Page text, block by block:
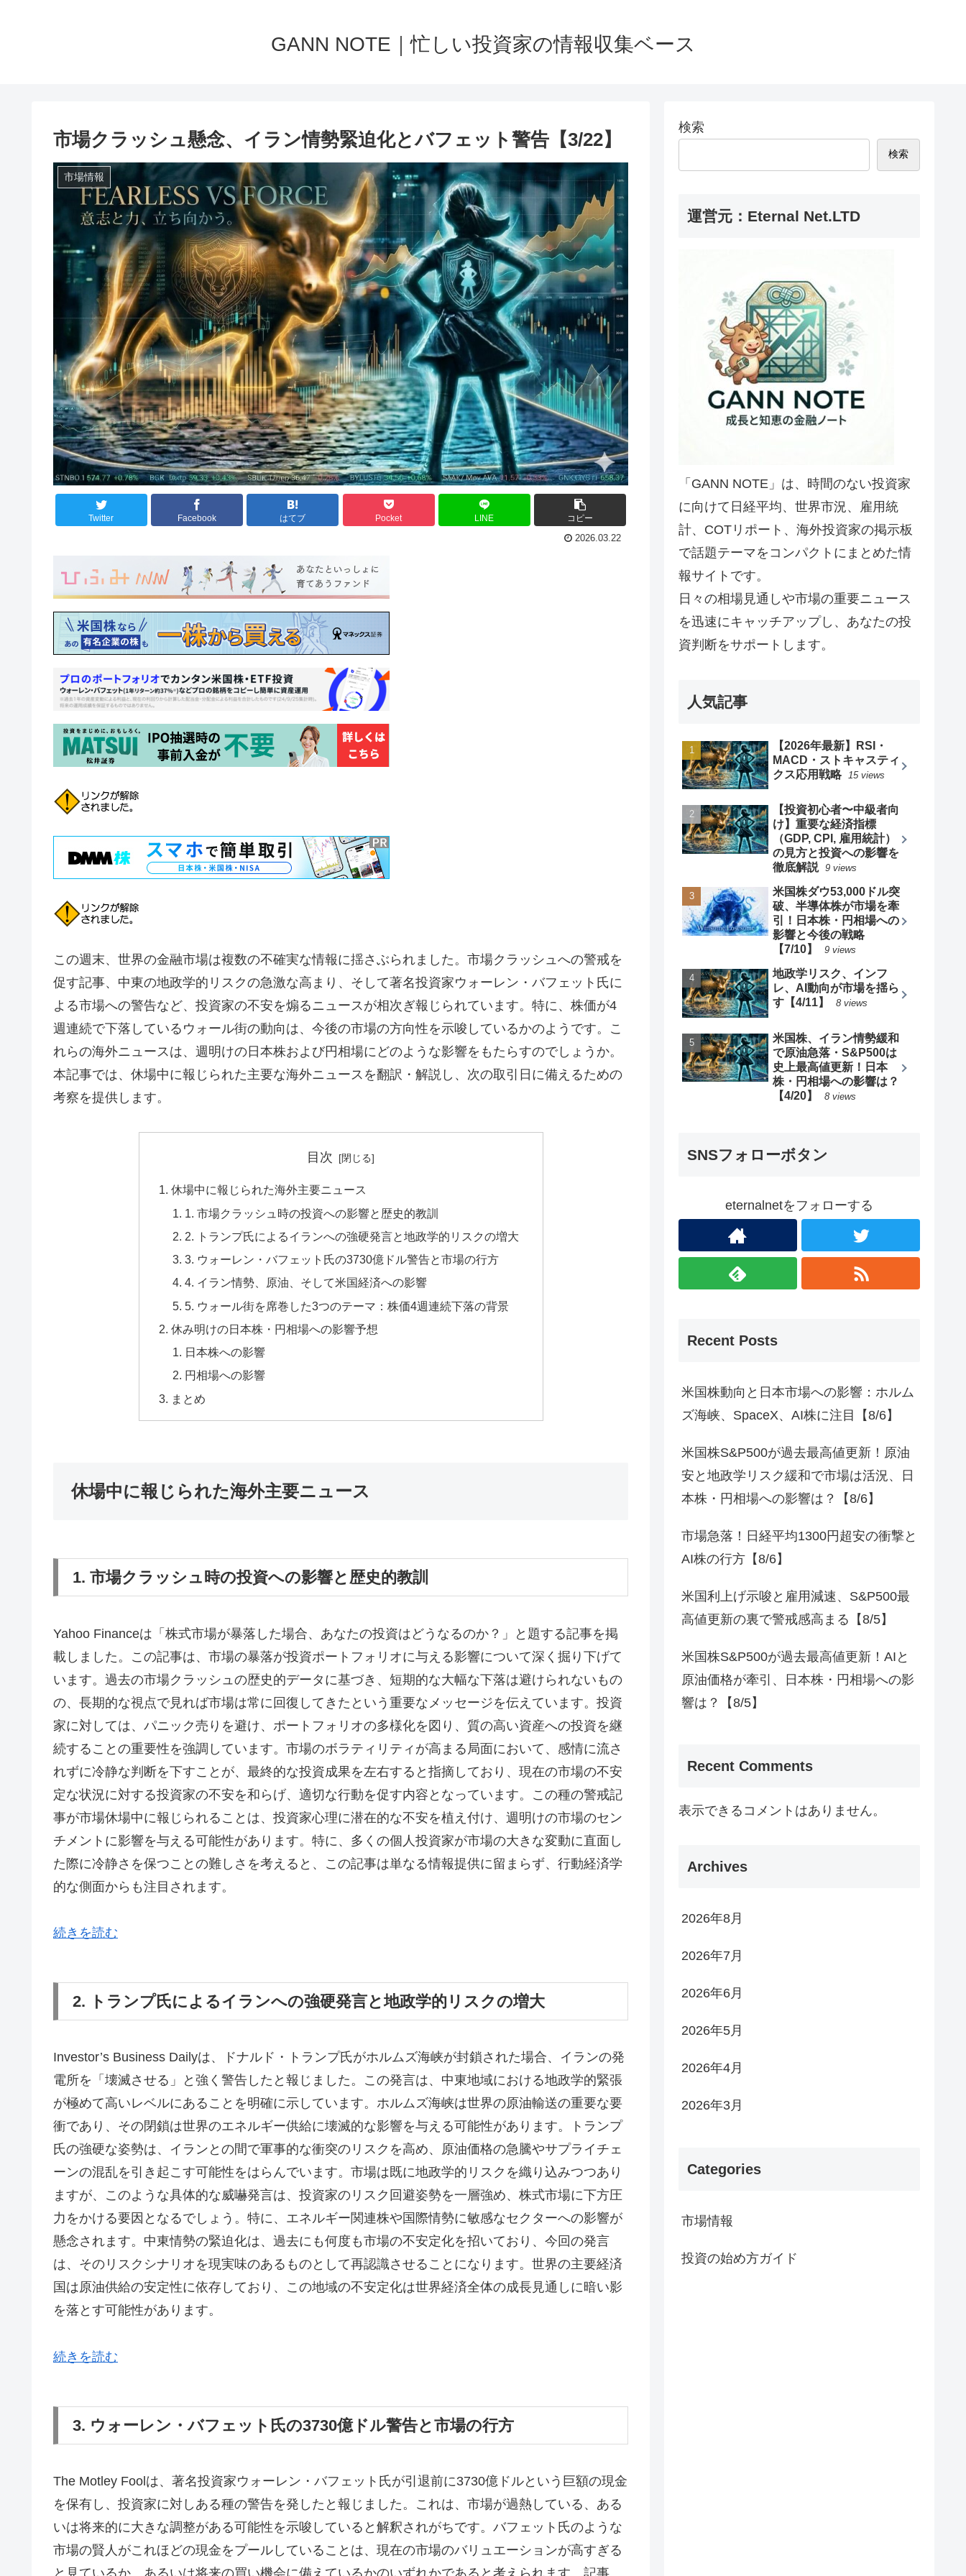
GANN NOTE｜忙しい投資家の情報収集ベース
市場クラッシュ懸念、イラン情勢緊迫化とバフェット警告【3/22】
市場情報
Twitter Facebook はてブ Pocket LINE コピー
2026.03.22
この週末、世界の金融市場は複数の不確実な情報に揺さぶられました。市場クラッシュへの警戒を
促す記事、中東の地政学的リスクの急激な高まり、そして著名投資家ウォーレン・バフェット氏に
よる市場への警告など、投資家の不安を煽るニュースが相次ぎ報じられています。特に、株価が4
週連続で下落しているウォール街の動向は、今後の市場の方向性を示唆しているかのようです。こ
れらの海外ニュースは、週明けの日本株および円相場にどのような影響をもたらすのでしょうか。
本記事では、休場中に報じられた主要な海外ニュースを翻訳・解説し、次の取引日に備えるための
考察を提供します。
目次
休場中に報じられた海外主要ニュース
1. 市場クラッシュ時の投資への影響と歴史的教訓
2. トランプ氏によるイランへの強硬発言と地政学的リスクの増大
3. ウォーレン・バフェット氏の3730億ドル警告と市場の行方
4. イラン情勢、原油、そして米国経済への影響
5. ウォール街を席巻した3つのテーマ：株価4週連続下落の背景
休み明けの日本株・円相場への影響予想
日本株への影響
円相場への影響
まとめ
休場中に報じられた海外主要ニュース
1. 市場クラッシュ時の投資への影響と歴史的教訓
Yahoo Financeは「株式市場が暴落した場合、あなたの投資はどうなるのか？」と題する記事を掲
載しました。この記事は、市場の暴落が投資ポートフォリオに与える影響について深く掘り下げて
います。過去の市場クラッシュの歴史的データに基づき、短期的な大幅な下落は避けられないもの
の、長期的な視点で見れば市場は常に回復してきたという重要なメッセージを伝えています。投資
家に対しては、パニック売りを避け、ポートフォリオの多様化を図り、質の高い資産への投資を継
続することの重要性を強調しています。市場のボラティリティが高まる局面において、感情に流さ
れずに冷静な判断を下すことが、最終的な投資成果を左右すると指摘しており、現在の市場の不安
定な状況に対する投資家の不安を和らげ、適切な行動を促す内容となっています。この種の警戒記
事が市場休場中に報じられることは、投資家心理に潜在的な不安を植え付け、週明けの市場のセン
チメントに影響を与える可能性があります。特に、多くの個人投資家が市場の大きな変動に直面し
た際に冷静さを保つことの難しさを考えると、この記事は単なる情報提供に留まらず、行動経済学
的な側面からも注目されます。
続きを読む
2. トランプ氏によるイランへの強硬発言と地政学的リスクの増大
Investor’s Business Dailyは、ドナルド・トランプ氏がホルムズ海峡が封鎖された場合、イランの発
電所を「壊滅させる」と強く警告したと報じました。この発言は、中東地域における地政学的緊張
が極めて高いレベルにあることを明確に示しています。ホルムズ海峡は世界の原油輸送の重要な要
衝であり、その閉鎖は世界のエネルギー供給に壊滅的な影響を与える可能性があります。トランプ
氏の強硬な姿勢は、イランとの間で軍事的な衝突のリスクを高め、原油価格の急騰やサプライチェ
ーンの混乱を引き起こす可能性をはらんでいます。市場は既に地政学的リスクを織り込みつつあり
ますが、このような具体的な威嚇発言は、投資家のリスク回避姿勢を一層強め、株式市場に下方圧
力をかける要因となるでしょう。特に、エネルギー関連株や国際情勢に敏感なセクターへの影響が
懸念されます。中東情勢の緊迫化は、過去にも何度も市場の不安定化を招いており、今回の発言
は、そのリスクシナリオを現実味のあるものとして再認識させることになります。世界の主要経済
国は原油供給の安定性に依存しており、この地域の不安定化は世界経済全体の成長見通しに暗い影
を落とす可能性があります。
続きを読む
3. ウォーレン・バフェット氏の3730億ドル警告と市場の行方
The Motley Foolは、著名投資家ウォーレン・バフェット氏が引退前に3730億ドルという巨額の現金
を保有し、投資家に対しある種の警告を発したと報じました。これは、市場が過熱している、ある
いは将来的に大きな調整がある可能性を示唆していると解釈されがちです。バフェット氏のような
市場の賢人がこれほどの現金をプールしていることは、現在の市場のバリュエーションが高すぎる
検索
検索
運営元：Eternal Net.LTD
「GANN NOTE」は、時間のない投資家
に向けて日経平均、世界市況、雇用統
計、COTリポート、海外投資家の掲示板
で話題テーマをコンパクトにまとめた情
報サイトです。
日々の相場見通しや市場の重要ニュース
を迅速にキャッチアップし、あなたの投
資判断をサポートします。
人気記事
【2026年最新】RSI・
MACD・ストキャスティ
クス応用戦略
15 views
【投資初心者〜中級者向
け】重要な経済指標
（GDP, CPI, 雇用統計）
の見方と投資への影響を
徹底解説 9 views
米国株ダウ53,000ドル突
破、半導体株が市場を牽
引！日本株・円相場への
影響と今後の戦略
【7/10】
9 views
地政学リスク、インフ
レ、AI動向が市場を揺ら
す【4/11】
8 views
米国株、イラン情勢緩和
で原油急落・S&P500は
史上最高値更新！日本
株・円相場への影響は？
【4/20】
8 views
SNSフォローボタン
eternalnetをフォローする
Recent Posts
米国株動向と日本市場への影響：ホルム
ズ海峡、SpaceX、AI株に注目【8/6】
米国株S&P500が過去最高値更新！原油
安と地政学リスク緩和で市場は活況、日
本株・円相場への影響は？【8/6】
市場急落！日経平均1300円超安の衝撃と
AI株の行方【8/6】
米国利上げ示唆と雇用減速、S&P500最
高値更新の裏で警戒感高まる【8/5】
米国株S&P500が過去最高値更新！AIと
原油価格が牽引、日本株・円相場への影
響は？【8/5】
Recent Comments
表示できるコメントはありません。
Archives
2026年8月
2026年7月
2026年6月
2026年5月
2026年4月
2026年3月
Categories
市場情報
投資の始め方ガイド